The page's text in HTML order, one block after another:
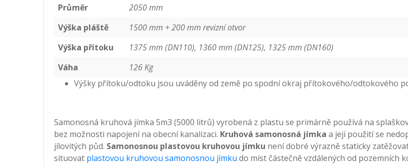
Průměr
2050 mm
Výška pláště
1500 mm + 200 mm revizní otvor
Výška přítoku
1375 mm (DN110), 1360 mm (DN125), 1325 mm (DN160)
Váha
126 Kg
Výšky přítoku/odtoku jsou uváděny od země po spodní okraj přítokového/odtokového
Samonosná kruhová jímka 5m3 (5000 litrů) vyrobená z plastu se primárně používá na
bez možnosti napojení na obecní kanalizaci. Kruhová samonosná jímka a její použití se
jílovitých půd. Samonosnou plastovou kruhovou jímku není dobré výrazně staticky
situovat plastovou kruhovou samonosnou jímku do míst částečně vzdálených od pozemních